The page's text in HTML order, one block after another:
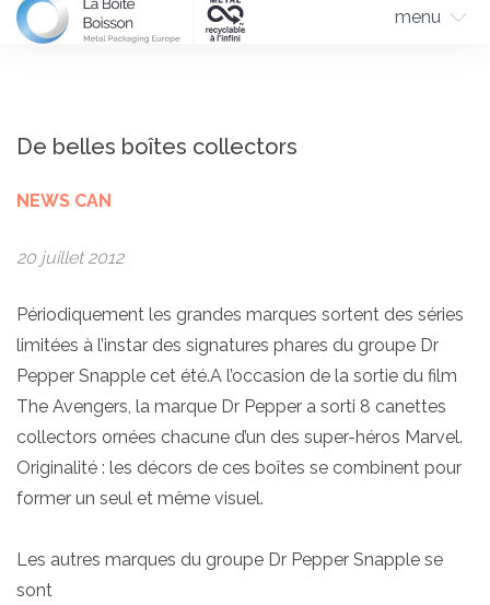
menu
De belles boîtes collectors
NEWS CAN
20 juillet 2012
Périodiquement les grandes marques sortent des séries
limitées à l’instar des signatures phares du groupe Dr
Pepper Snapple cet été.A l’occasion de la sortie du film
The Avengers, la marque Dr Pepper a sorti 8 canettes
collectors ornées chacune d’un des super-héros Marvel.
Originalité : les décors de ces boîtes se combinent pour
former un seul et même visuel.
Les autres marques du groupe Dr Pepper Snapple se
sont